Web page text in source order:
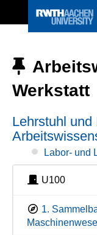
Werkstatt
Lehrstuhl und
Labor- und
U100
1.